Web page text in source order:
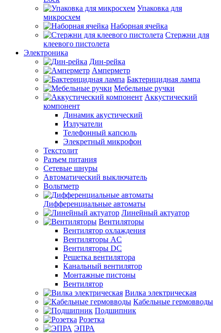
Упаковка для
микросхем
Наборная ячейка
Стержни для
клеевого пистолета
Электроника
Дин-рейка
Амперметр
Бактерицидная лампа
Мебельные ручки
Аккустический
компонент
Динамик акустический
Излучатели
Телефонный капсюль
Элекретный микрофон
Текстолит
Разъем питания
Сетевые шнуры
Автоматический выключатель
Вольтметр
Дифференциальные автоматы
Линейный актуатор
Вентиляторы
Вентилятор охлаждения
Вентиляторы AC
Вентиляторы DC
Решетка вентилятора
Канальный вентилятор
Монтажные пистоны
Вентилятор
Вилка электрическая
Кабельные гермовводы
Подшипник
Розетка
ЭПРА